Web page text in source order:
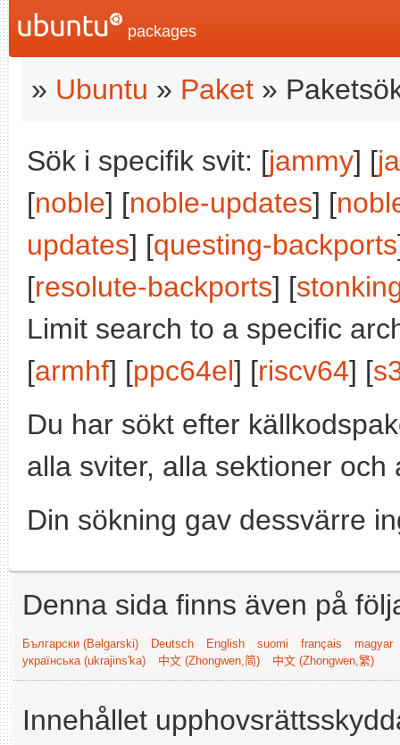
packages
» Ubuntu » Paket »
Sök i specifik svit: [jammy] [
[noble] [noble-updates] [
updates] [questing-backports
[resolute-backports] [
Limit search to a specific
[armhf] [ppc64el] [riscv64] [
Du har sökt efter
alla sviter, alla sektioner och
Din sökning gav dessvärre
Denna sida finns även på
Български (Bəlgarski) Deutsch English suomi français
magyar
українська (ukrajins'ka)
中文 (Zhongwen,简) 中文 (Zhongwen,繁)
Innehållet